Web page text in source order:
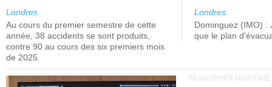
Londres
Au cours du premier semestre de cette
année, 38 accidents se sont produits,
contre 90 au cours des six premiers mois
de 2025.
Londres
Dominguez (IMO) :
que le plan
TRANSPORT MARITIME